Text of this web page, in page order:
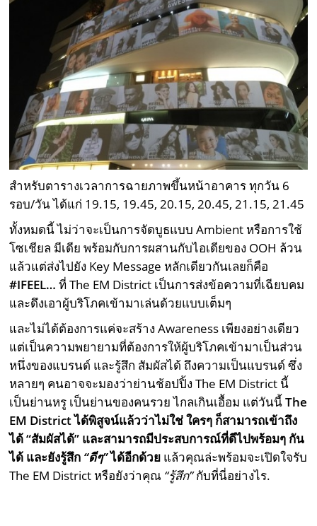
สำหรับตารางเวลาการฉายภาพขึ้นหน้าอาคาร ทุกวัน 6
รอบ/วัน ได้แก่ 19.15, 19.45, 20.15, 20.45, 21.15, 21.45
ทั้งหมดนี้ ไม่ว่าจะเป็นการจัดบูธแบบ Ambient หรือการใช้
โซเชียล มีเดีย พร้อมกับการผสานกับไอเดียของ OOH ล้วน
แล้วแต่ส่งไปยัง Key Message หลักเดียวกันเลยก็คือ
#IFEEL… ที่ The EM District เป็นการส่งข้อความที่เฉียบคม
และดึงเอาผู้บริโภคเข้ามาเล่นด้วยแบบเต็มๆ
และไม่ได้ต้องการแค่จะสร้าง Awareness เพียงอย่างเดียว
แต่เป็นความพยายามที่ต้องการให้ผู้บริโภคเข้ามาเป็นส่วน
หนึ่งของแบรนด์ และรู้สึก สัมผัสได้ ถึงความเป็นแบรนด์ ซึ่ง
หลายๆ คนอาจจะมองว่าย่านช้อปปิ้ง The EM District นี้
เป็นย่านหรู เป็นย่านของคนรวย ไกลเกินเอื้อม แต่วันนี้The
EM District ได้พิสูจน์แล้วว่าไม่ใช่ ใครๆ ก็สามารถเข้าถึง
ได้ “สัมผัสได้” และสามารถมีประสบการณ์ที่ดีไปพร้อมๆ กัน
ได้ และยังรู้สึก “ดีๆ”ได้อีกด้วย แล้วคุณล่ะพร้อมจะเปิดใจรับ
The EM District หรือยังว่าคุณ “รู้สึก”กับที่นี่อย่างไร.